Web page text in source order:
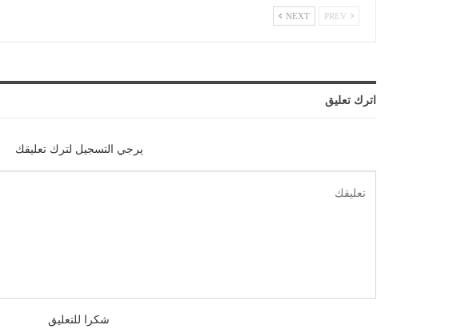
NEXT
اترك تعليق
يرجي التسجيل لترك تعليقك
شكرا للتعليق